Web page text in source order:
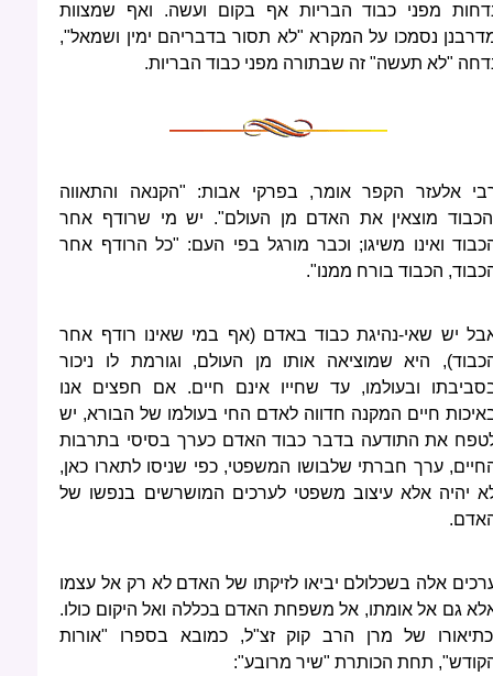
מפני כבוד הבריות אף בקום ועשה. ואף שמצוות
נסמכו על המקרא "לא תסור בדבריהם ימין ושמאל",
"לא תעשה" זה שבתורה מפני כבוד הבריות.
אלעזר הקפר אומר, בפרקי אבות: "הקנאה והתאווה
מוצאין את האדם מן העולם". יש מי שרודף אחר
ואינו משיגו; וכבר מורגל בפי העם: "כל הרודף אחר
הכבוד בורח ממנו".
יש שאי-נהיגת כבוד באדם (אף במי שאינו רודף אחר
היא שמוציאה אותו מן העולם, וגורמת לו ניכור
ובעולמו, עד שחייו אינם חיים. אם חפצים אנו
חיים המקנה חדווה לאדם החי בעולמו של הבורא, יש
את התודעה בדבר כבוד האדם כערך בסיסי בתרבות
ערך חברתי שלבושו המשפטי, כפי שניסו לתארו כאן,
יהיה אלא עיצוב משפטי לערכים המושרשים בנפשו של
אלה בשכלולם יביאו לזיקתו של האדם לא רק אל עצמו
גם אל אומתו, אל משפחת האדם בכללה ואל היקום כולו.
של מרן הרב קוק זצ"ל, כמובא בספרו "אורות
תחת הכותרת "שיר מרובע":